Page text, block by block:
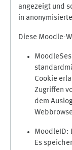
angezeigt und
in
Diese Moodle-
Cookie
Zugriffen
dem
MoodleID:
Es